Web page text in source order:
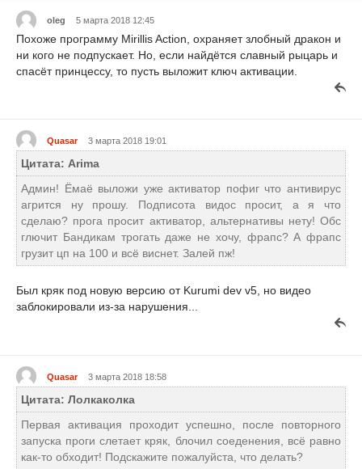
oleg 5 марта 2018 12:45
Похоже программу Mirillis Action, охраняет злобный дракон и
ни кого не подпускает. Но, если найдётся славный рыцарь и
спасёт принцессу, то пусть выложит ключ активации.
Quasar 3 марта 2018 19:01
Цитата: Arima
Админ! Ёмаё выложи уже активатор пофиг что антивирус
агрится ну прошу. Подписота видос просит, а я что
сделаю? прога просит активатор, альтернативы нету! Обс
глючит Бандикам трогать даже не хочу, фрапс? А фрапс
грузит цп на 100 и всё виснет. Залей пж!
Был кряк под новую версию от Kurumi dev v5, но видео
заблокировали из-за нарушения...
Quasar 3 марта 2018 18:58
Цитата: Лолкаколка
Первая активация проходит успешно, после повторного
запуска проги слетает кряк, блочил соеденения, всё равно
как-то обходит! Подскажите пожалуйста, что делать?